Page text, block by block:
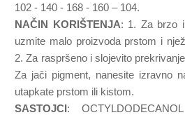
102 - 140 - 168 - 160 – 104.
NAČIN KORIŠTENJA: 1. Za brzo i
uzmite malo proizvoda prstom i
2. Za raspršeno i slojevito
Za jači pigment, nanesite izravno
utapkate prstom ili kistom.
SASTOJCI: